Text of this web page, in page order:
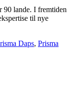
90 lande. I fremtiden
til nye
Daps, Prisma